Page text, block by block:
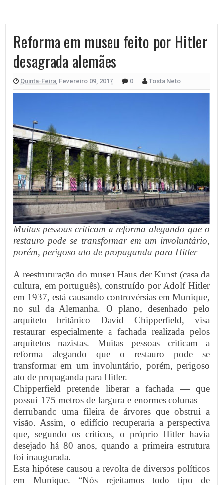
Reforma em museu feito por Hitler
desagrada alemães
Quinta-Feira, Fevereiro 09, 2017 0 Tosta Neto
Muitas pessoas criticam a reforma alegando que o
restauro pode se transformar em um involuntário,
porém, perigoso ato de propaganda para Hitler
A reestruturação do museu Haus der Kunst (casa da
cultura, em português), construído por Adolf Hitler
em 1937, está causando controvérsias em Munique,
no sul da Alemanha. O plano, desenhado pelo
arquiteto britânico David Chipperfield, visa
restaurar especialmente a fachada realizada pelos
arquitetos nazistas. Muitas pessoas criticam a
reforma alegando que o restauro pode se
transformar em um involuntário, porém, perigoso
ato de propaganda para Hitler.
Chipperfield pretende liberar a fachada — que
possui 175 metros de largura e enormes colunas —
derrubando uma fileira de árvores que obstrui a
visão. Assim, o edifício recuperaria a perspectiva
que, segundo os críticos, o próprio Hitler havia
desejado há 80 anos, quando a primeira estrutura
foi inaugurada.
Esta hipótese causou a revolta de diversos políticos
em Munique. “Nós rejeitamos todo tipo de